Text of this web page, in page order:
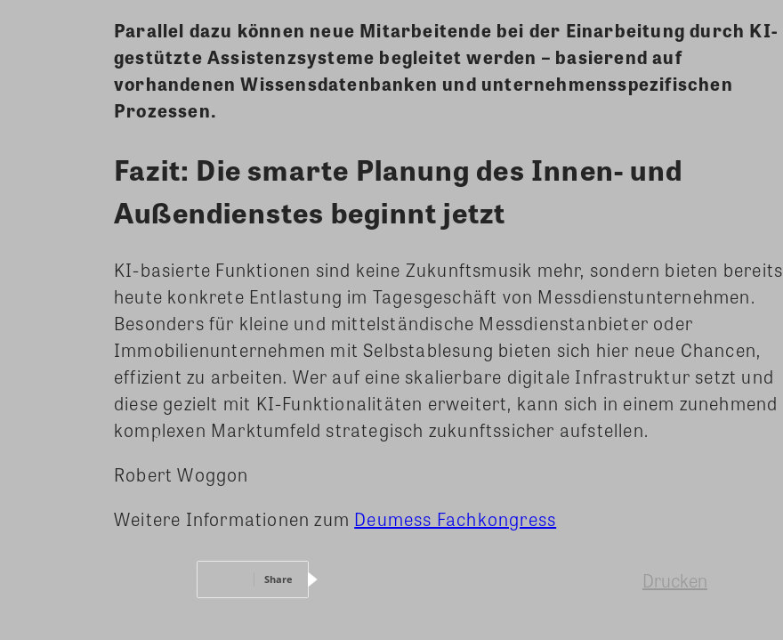
Parallel dazu können neue Mitarbeitende bei der Einarbeitung durch KI-
gestützte Assistenzsysteme begleitet werden – basierend auf
vorhandenen Wissensdatenbanken und unternehmensspezifischen
Prozessen.
Fazit: Die smarte Planung des Innen- und
Außendienstes beginnt jetzt
KI-basierte Funktionen sind keine Zukunftsmusik mehr, sondern bieten bereits
heute konkrete Entlastung im Tagesgeschäft von Messdienstunternehmen.
Besonders für kleine und mittelständische Messdienstanbieter oder
Immobilienunternehmen mit Selbstablesung bieten sich hier neue Chancen,
effizient zu arbeiten. Wer auf eine skalierbare digitale Infrastruktur setzt und
diese gezielt mit KI-Funktionalitäten erweitert, kann sich in einem zunehmend
komplexen Marktumfeld strategisch zukunftssicher aufstellen.
Robert Woggon
Weitere Informationen zum Deumess Fachkongress
Share Drucken